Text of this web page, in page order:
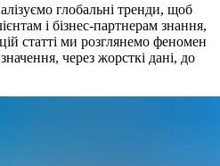
глобальні тренди, щоб
і бізнес-партнерам знання,
статті ми розглянемо феномен
через жорсткі дані, до